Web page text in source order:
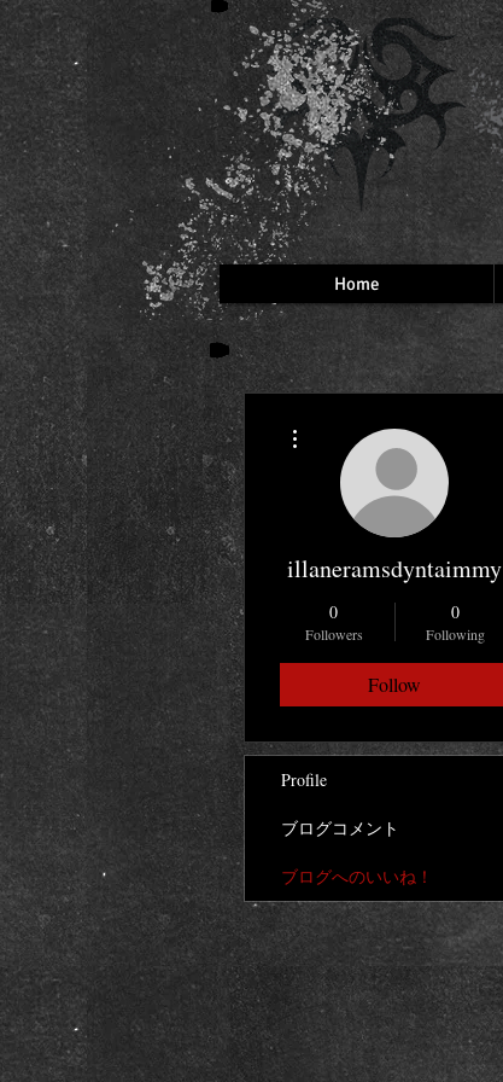
Home
illaneramsdyntaimmy
0
Followers
0
Following
Follow
Profile
ブログコメント
ブログへのいいね！